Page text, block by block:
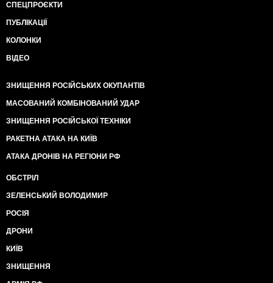
СПЕЦПРОЄКТИ
ПУБЛІКАЦІЇ
КОЛОНКИ
ВІДЕО
ЗНИЩЕННЯ РОСІЙСЬКИХ ОКУПАНТІВ
МАСОВАНИЙ КОМБІНОВАНИЙ УДАР
ЗНИЩЕННЯ РОСІЙСЬКОЇ ТЕХНІКИ
РАКЕТНА АТАКА НА КИЇВ
АТАКА ДРОНІВ НА РЕГІОНИ РФ
ОБСТРІЛ
ЗЕЛЕНСЬКИЙ ВОЛОДИМИР
РОСІЯ
ДРОНИ
КИЇВ
ЗНИЩЕННЯ